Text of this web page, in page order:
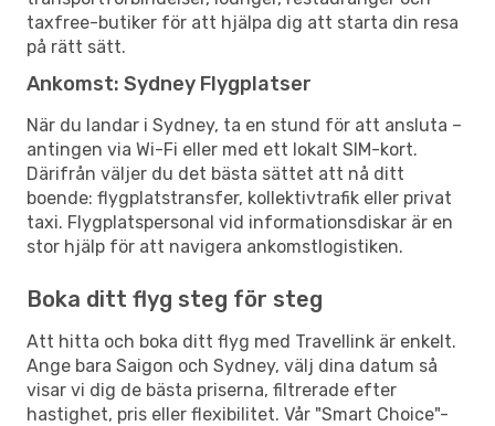
taxfree-butiker för att hjälpa dig att starta din resa
på rätt sätt.
Ankomst: Sydney Flygplatser
När du landar i Sydney, ta en stund för att ansluta –
antingen via Wi-Fi eller med ett lokalt SIM-kort.
Därifrån väljer du det bästa sättet att nå ditt
boende: flygplatstransfer, kollektivtrafik eller privat
taxi. Flygplatspersonal vid informationsdiskar är en
stor hjälp för att navigera ankomstlogistiken.
Boka ditt flyg steg för steg
Att hitta och boka ditt flyg med Travellink är enkelt.
Ange bara Saigon och Sydney, välj dina datum så
visar vi dig de bästa priserna, filtrerade efter
hastighet, pris eller flexibilitet. Vår "Smart Choice"-